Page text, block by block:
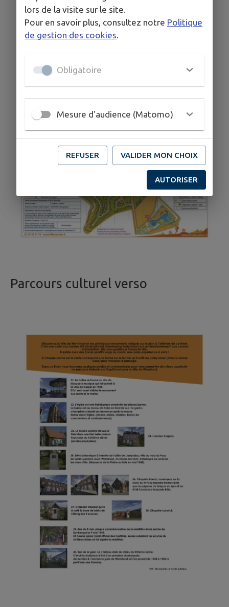
Parcours culturel verso
lors de la visite sur le site.
Pour en savoir plus, consultez notre Politique
de gestion des cookies
Obligatoire
Mesure d'audience (Matomo)
REFUSER VALIDER MON CHOIX
AUTORISER